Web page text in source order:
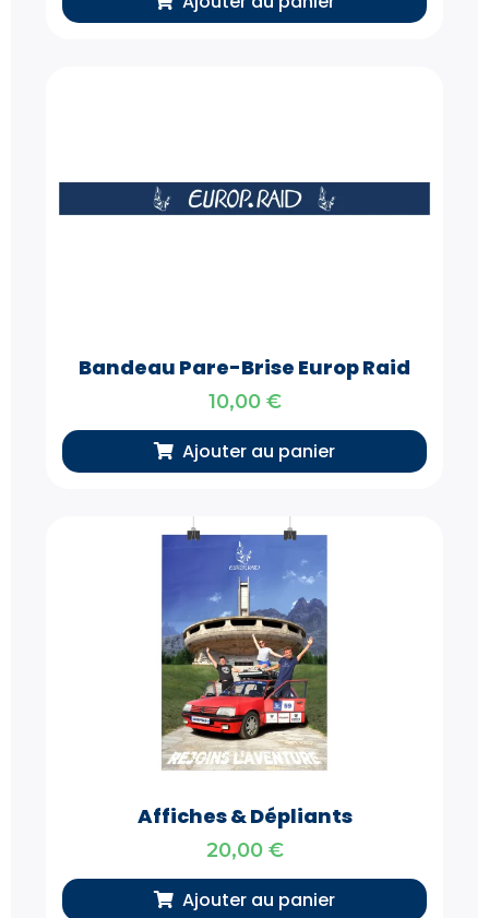
Bandeau Pare-Brise Europ Raid
10,00 €
Ajouter au panier
Affiches & Dépliants
20,00 €
Ajouter au panier